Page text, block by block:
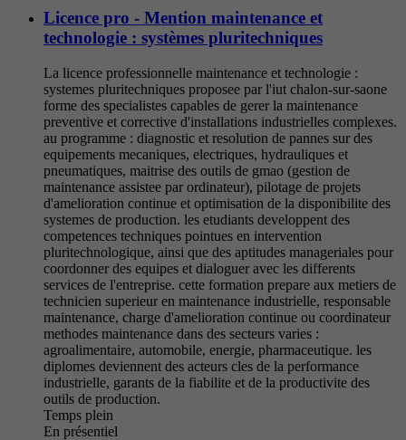
Licence pro - Mention maintenance et
technologie : systèmes pluritechniques
La licence professionnelle maintenance et technologie :
systemes pluritechniques proposee par l'iut chalon-sur-saone
forme des specialistes capables de gerer la maintenance
preventive et corrective d'installations industrielles complexes.
au programme : diagnostic et resolution de pannes sur des
equipements mecaniques, electriques, hydrauliques et
pneumatiques, maitrise des outils de gmao (gestion de
maintenance assistee par ordinateur), pilotage de projets
d'amelioration continue et optimisation de la disponibilite des
systemes de production. les etudiants developpent des
competences techniques pointues en intervention
pluritechnologique, ainsi que des aptitudes manageriales pour
coordonner des equipes et dialoguer avec les differents
services de l'entreprise. cette formation prepare aux metiers de
technicien superieur en maintenance industrielle, responsable
maintenance, charge d'amelioration continue ou coordinateur
methodes maintenance dans des secteurs varies :
agroalimentaire, automobile, energie, pharmaceutique. les
diplomes deviennent des acteurs cles de la performance
industrielle, garants de la fiabilite et de la productivite des
outils de production.
Temps plein
En présentiel